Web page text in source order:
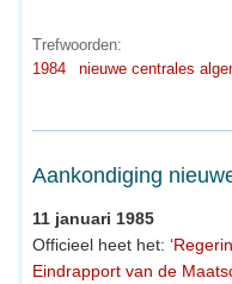
Trefwoorden:
1984
nieuwe centrales
Aankondiging
11 januari 1985
Officieel heet het: ‘
Eindrapport van de